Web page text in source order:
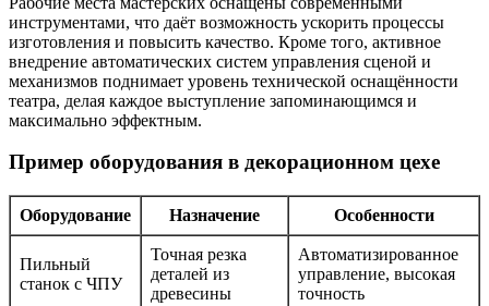
инструментами, что даёт возможность ускорить процессы
изготовления и повысить качество. Кроме того, активное
внедрение автоматических систем управления сценой и
механизмов поднимает уровень технической оснащённости
театра, делая каждое выступление запоминающимся и
максимально эффектным.
Пример оборудования в декорационном цехе
Оборудование Назначение Особенности
Пильный
станок с ЧПУ
Точная резка
деталей из
древесины
Автоматизированное
управление, высокая
точность